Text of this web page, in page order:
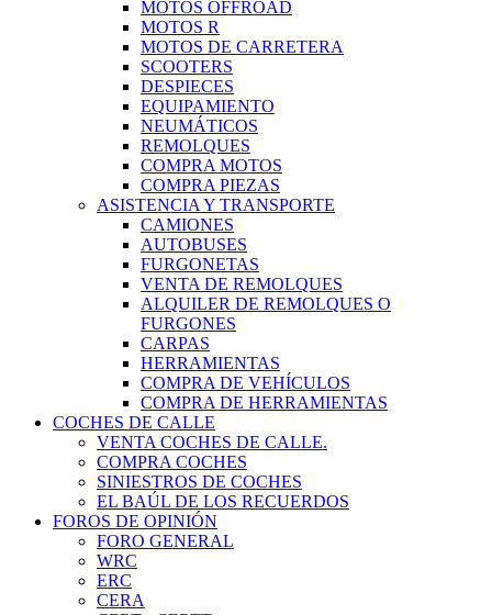
MOTOS OFFROAD
MOTOS R
MOTOS DE CARRETERA
SCOOTERS
DESPIECES
EQUIPAMIENTO
NEUMÁTICOS
REMOLQUES
COMPRA MOTOS
COMPRA PIEZAS
ASISTENCIA Y TRANSPORTE
CAMIONES
AUTOBUSES
FURGONETAS
VENTA DE REMOLQUES
ALQUILER DE REMOLQUES O
FURGONES
CARPAS
HERRAMIENTAS
COMPRA DE VEHÍCULOS
COMPRA DE HERRAMIENTAS
COCHES DE CALLE
VENTA COCHES DE CALLE.
COMPRA COCHES
SINIESTROS DE COCHES
EL BAÚL DE LOS RECUERDOS
FOROS DE OPINIÓN
FORO GENERAL
WRC
ERC
CERA